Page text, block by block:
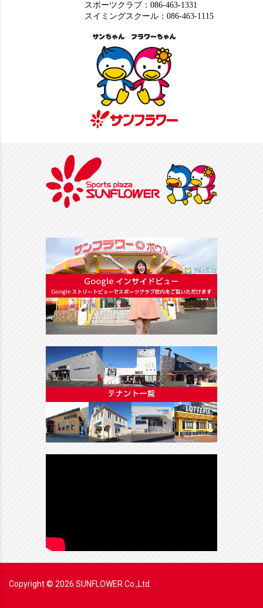
スポーツクラブ：086-463-1331
スイミングスクール：086-463-1115
Copyright © 2026 SUNFLOWER Co.,Ltd.